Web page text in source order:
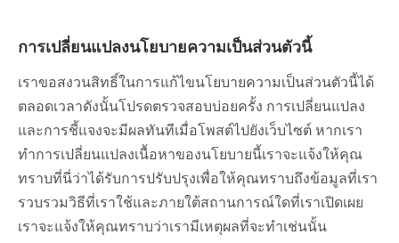
การเปลี่ยนแปลงนโยบายความเป็นส่วนตัวนี้
เราขอสงวนสิทธิ์ในการแก้ไขนโยบายความเป็นส่วนตัวนี้ได้
ตลอดเวลาดังนั้นโปรดตรวจสอบบ่อยครั้ง การเปลี่ยนแปลง
และการชี้แจงจะมีผลทันทีเมื่อโพสต์ไปยังเว็บไซต์ หากเรา
ทำการเปลี่ยนแปลงเนื้อหาของนโยบายนี้เราจะแจ้งให้คุณ
ทราบที่นี่ว่าได้รับการปรับปรุงเพื่อให้คุณทราบถึงข้อมูลที่เรา
รวบรวมวิธีที่เราใช้และภายใต้สถานการณ์ใดที่เราเปิดเผย
เราจะแจ้งให้คุณทราบว่าเรามีเหตุผลที่จะทำเช่นนั้น